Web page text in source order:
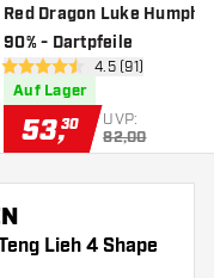
hinzufügen
Red Dragon Luke
90% - Dartpfeile
4.5 Bewertungssterne
4.5 (91)
Auf Lager
53,30 UVP:
82,00
Lieh 4 Shape